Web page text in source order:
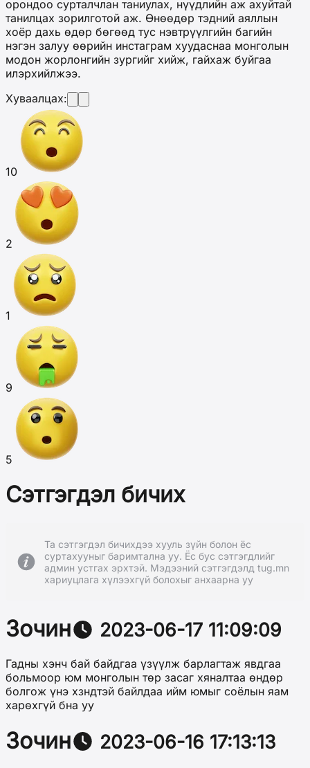
орондоо сурталчлан таниулах, нүүдлийн аж ахуйтай
танилцах зорилготой аж. Өнөөдөр тэдний аяллын
хоёр дахь өдөр бөгөөд тус нэвтрүүлгийн багийн
нэгэн залуу өөрийн инстаграм хуудаснаа монголын
модон жорлонгийн зургийг хийж, гайхаж буйгаа
илэрхийлжээ.
Хуваалцах:
10
2
1
9
5
Сэтгэгдэл бичих
Та сэтгэгдэл бичихдээ хууль зүйн болон ёс
суртахууныг баримтална уу. Ёс бус сэтгэгдлийг
админ устгах эрхтэй. Мэдээний сэтгэгдэлд tug.mn
хариуцлага хүлээхгүй болохыг анхаарна уу
Зочин 2023-06-17 11:09:09
Гадны хэнч бай байдгаа үзүүлж барлагтаж явдгаа
больмоор юм монголын төр засаг хяналтаа өндөр
болгож үнэ хзндтэй байлдаа ийм юмыг соёлын яам
харөхгүй бна уу
Зочин 2023-06-16 17:13:13